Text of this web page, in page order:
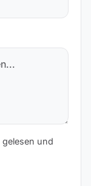
gelesen und